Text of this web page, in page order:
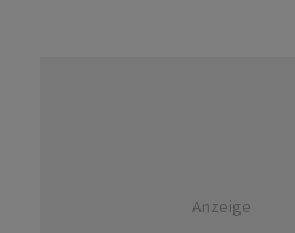
Anzeige